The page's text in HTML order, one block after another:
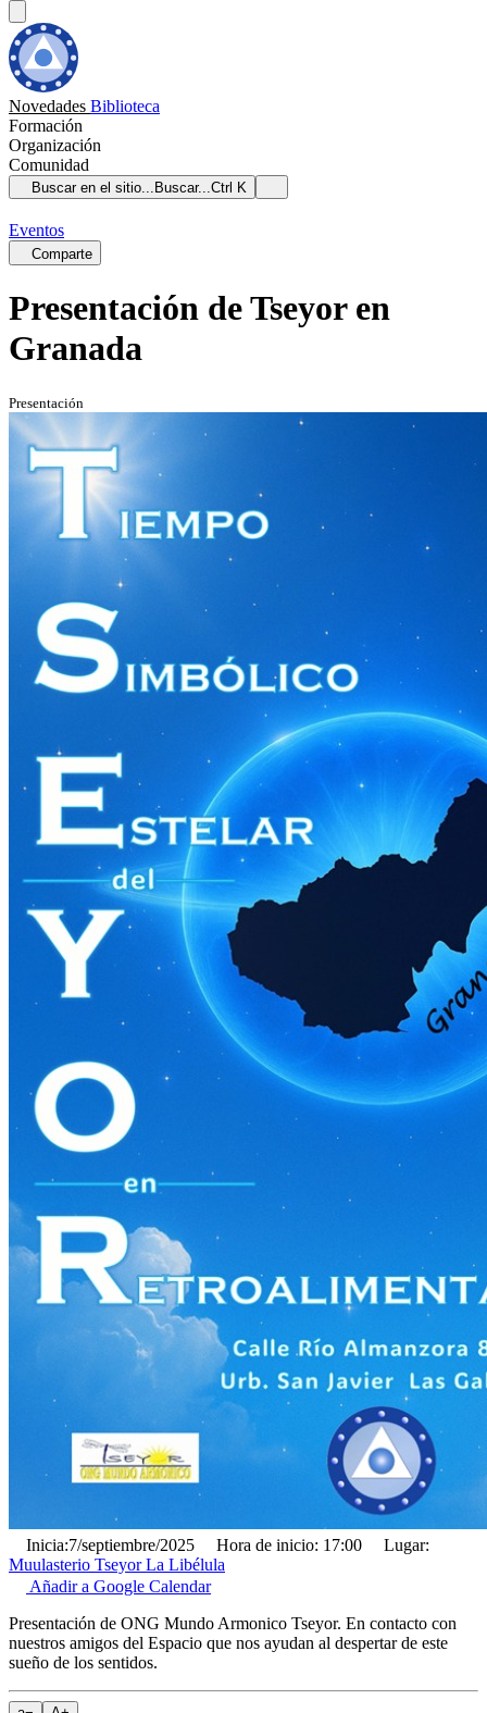
Novedades Biblioteca
Formación
Organización
Comunidad
Buscar en el sitio... Buscar...Ctrl K
Eventos
Comparte
Presentación de Tseyor en
Granada
Presentación
Inicia:7/septiembre/2025 Hora de inicio: 17:00
Lugar:
Muulasterio Tseyor La Libélula
Añadir a Google Calendar
Presentación de ONG Mundo Armonico Tseyor. En contacto con
nuestros amigos del Espacio que nos ayudan al despertar de este
sueño de los sentidos.